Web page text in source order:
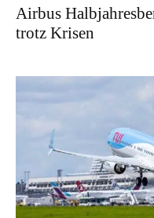
Airbus
trotz Krisen